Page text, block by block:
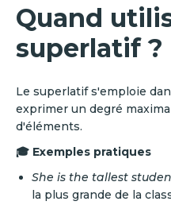
Quand
superlatif ?
Le superlatif s'emploie
exprimer un degré
d'éléments.
🎓 Exemples pratiques
She is the tallest
la plus grande de la